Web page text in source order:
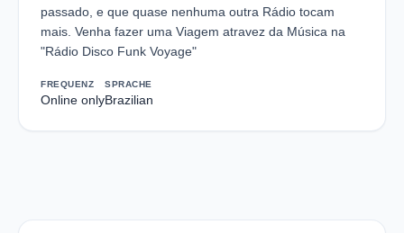
passado, e que quase nenhuma outra Rádio tocam
mais. Venha fazer uma Viagem atravez da Música na
"Rádio Disco Funk Voyage"
FREQUENZ
Online only
SPRACHE
Brazilian